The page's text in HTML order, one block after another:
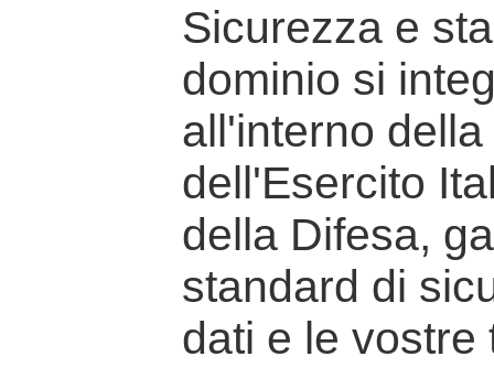
Sicurezza e
dominio si
all'interno
dell'Esercito
della Difesa,
standard di
dati e le vostre